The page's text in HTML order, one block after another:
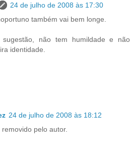
24 de julho de 2008 às 17:30
também vai bem longe.
não tem humildade e não
identidade.
24 de julho de 2008 às 18:12
pelo autor.